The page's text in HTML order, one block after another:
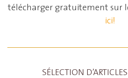
télécharger gratuitement sur le
ici!
SÉLECTION